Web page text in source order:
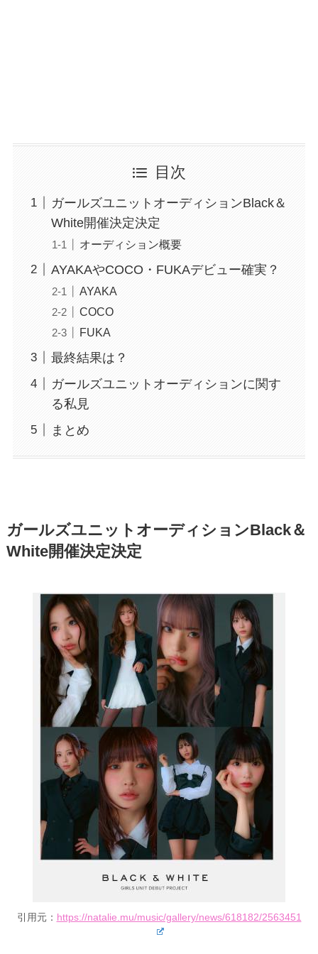
目次
ガールズユニットオーディションBlack＆
White開催決定決定
オーディション概要
AYAKAやCOCO・FUKAデビュー確実？
AYAKA
COCO
FUKA
最終結果は？
ガールズユニットオーディションに関す
る私見
まとめ
ガールズユニットオーディションBlack＆
White開催決定決定
引用元： https://natalie.mu/music/gallery/news/618182/2563451